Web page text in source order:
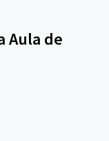
Aula de